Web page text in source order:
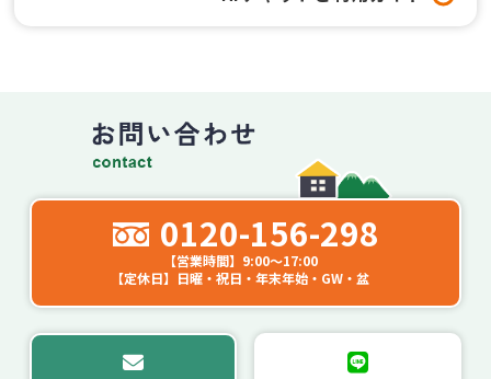
0120-156-298
【営業時間】9:00～17:00
【定休日】日曜・祝日・年末年始・GW・盆